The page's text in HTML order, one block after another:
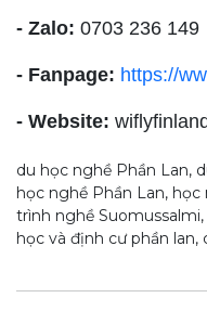
- Zalo: 0703 236 149
- Fanpage: https://
- Website:
du học nghề Phần Lan,
học nghề Phần Lan,
trình nghề
học và định cư phần lan,